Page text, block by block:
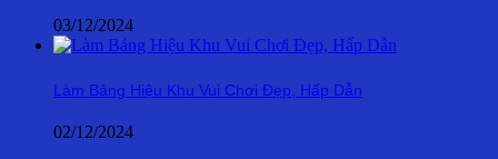
03/12/2024
Làm Bảng Hiệu Khu Vui Chơi Đẹp, Hấp Dẫn
02/12/2024